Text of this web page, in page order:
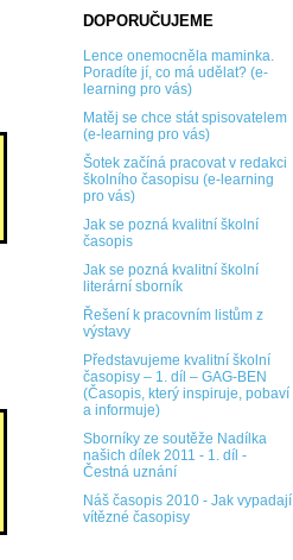
DOPORUČUJEME
Lence onemocněla maminka.
Poradíte jí, co má udělat? (e-
learning pro vás)
Matěj se chce stát spisovatelem
(e-learning pro vás)
Šotek začíná pracovat v redakci
školního časopisu (e-learning
pro vás)
Jak se pozná kvalitní školní
časopis
Jak se pozná kvalitní školní
literární sborník
Řešení k pracovním listům z
výstavy
Představujeme kvalitní školní
časopisy – 1. díl – GAG-BEN
(Časopis, který inspiruje, pobaví
a informuje)
Sborníky ze soutěže Nadílka
našich dílek 2011 - 1. díl -
Čestná uznání
Náš časopis 2010 - Jak vypadají
vítězné časopisy